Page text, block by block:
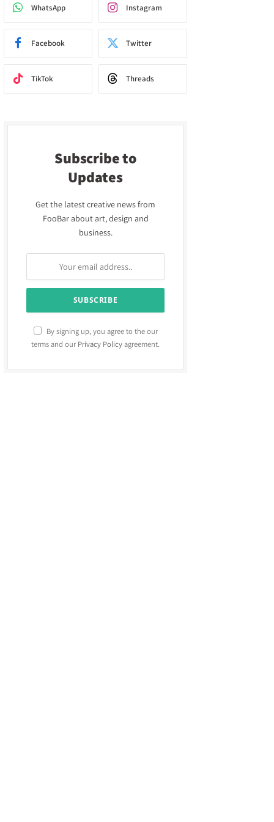
WhatsApp Instagram
Facebook Twitter
TikTok Threads
Subscribe to
Updates
Get the latest creative news from
FooBar about art, design and
business.
By signing up, you agree to the our
terms and our Privacy Policyagreement.